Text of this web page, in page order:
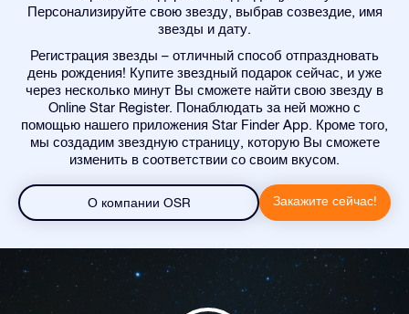
Персонализируйте свою звезду, выбрав созвездие, имя
звезды и дату.
Регистрация звезды – отличный способ отпраздновать
день рождения! Купите звездный подарок сейчас, и уже
через несколько минут Вы сможете найти свою звезду в
Online Star Register. Понаблюдать за ней можно с
помощью нашего приложения Star Finder App. Кроме того,
мы создадим звездную страницу, которую Вы сможете
изменить в соответствии со своим вкусом.
О компании OSR Закажите сейчас!